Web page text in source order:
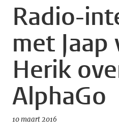
Radio-
met Jaap
Herik
AlphaGo
10 maart 2016